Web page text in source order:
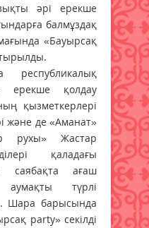
әрі ерекше
балмұздақ
«Бауырсақ
ерекше қолдау
қызметкерлері
және де «Аманат»
рухы» Жастар
қаладағы
саябақта ағаш
аумақты түрлі
Шара барысында
party» секілді